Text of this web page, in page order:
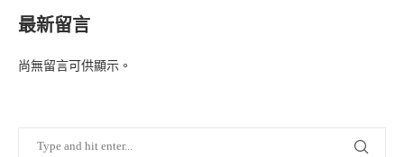
最新留言
尚無留言可供顯示。